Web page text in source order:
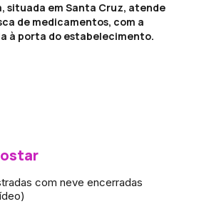
situada em Santa Cruz, atende
de medicamentos, com a
à porta do estabelecimento.
com neve encerradas